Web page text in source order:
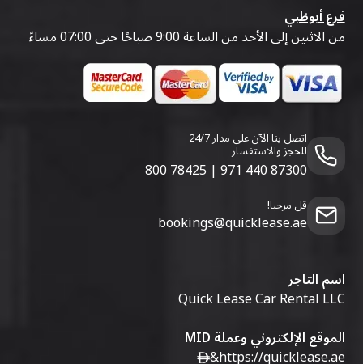
فرع أبوظبي
من الاثنين إلى الأحد من الساعة 9:00 صباحًا حتى 07:00 مساءً
اتصل بنا الآن على مدار 24/7
للحجز والاستفسار
800 78425 | 971 440 87300
قل مرحبا!
bookings@quicklease.ae
اسم التاجر
Quick Lease Car Rental LLC
الموقع الإلكتروني وعملة MID
https://quicklease.ae
&